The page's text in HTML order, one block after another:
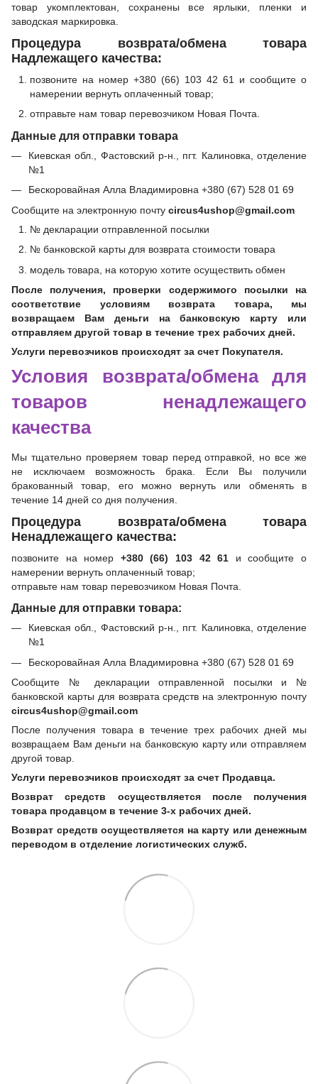
товар укомплектован, сохранены все ярлыки, пленки и
заводская маркировка.
Процедура возврата/обмена товара
Надлежащего качества:
позвоните на номер +380 (66) 103 42 61 и сообщите о
намерении вернуть оплаченный товар;
отправьте нам товар перевозчиком Новая Почта.
Данные для отправки товара
Киевская обл., Фастовский р-н., пгт. Калиновка, отделение
№1
Бескоровайная Алла Владимировна +380 (67) 528 01 69
Сообщите на электронную почту circus4ushop@gmail.com
№ декларации отправленной посылки
№ банковской карты для возврата стоимости товара
модель товара, на которую хотите осуществить обмен
После получения, проверки содержимого посылки на
соответствие условиям возврата товара, мы
возвращаем Вам деньги на банковскую карту или
отправляем другой товар в течение трех рабочих дней.
Услуги перевозчиков происходят за счет Покупателя.
Условия возврата/обмена для
товаров ненадлежащего
качества
Мы тщательно проверяем товар перед отправкой, но все же
не исключаем возможность брака. Если Вы получили
бракованный товар, его можно вернуть или обменять в
течение 14 дней со дня получения.
Процедура возврата/обмена товара
Ненадлежащего качества:
позвоните на номер +380 (66) 103 42 61 и сообщите о
намерении вернуть оплаченный товар;
отправьте нам товар перевозчиком Новая Почта.
Данные для отправки товара:
Киевская обл., Фастовский р-н., пгт. Калиновка, отделение
№1
Бескоровайная Алла Владимировна +380 (67) 528 01 69
Сообщите № декларации отправленной посылки и №
банковской карты для возврата средств на электронную почту
circus4ushop@gmail.com
После получения товара в течение трех рабочих дней мы
возвращаем Вам деньги на банковскую карту или отправляем
другой товар.
Услуги перевозчиков происходят за счет Продавца.
Возврат средств осуществляется после получения
товара продавцом в течение 3-х рабочих дней.
Возврат средств осуществляется на карту или денежным
переводом в отделение логистических служб.